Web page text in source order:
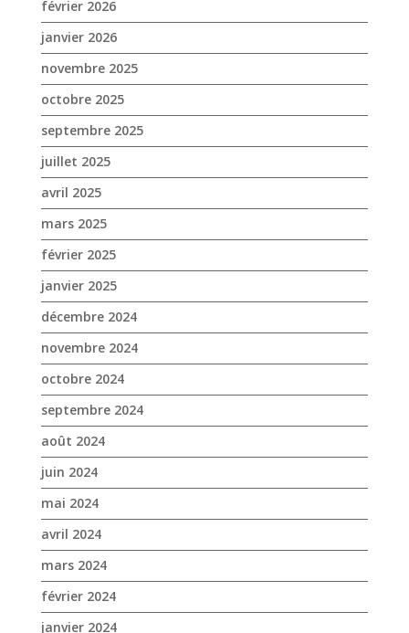
février 2026
janvier 2026
novembre 2025
octobre 2025
septembre 2025
juillet 2025
avril 2025
mars 2025
février 2025
janvier 2025
décembre 2024
novembre 2024
octobre 2024
septembre 2024
août 2024
juin 2024
mai 2024
avril 2024
mars 2024
février 2024
janvier 2024